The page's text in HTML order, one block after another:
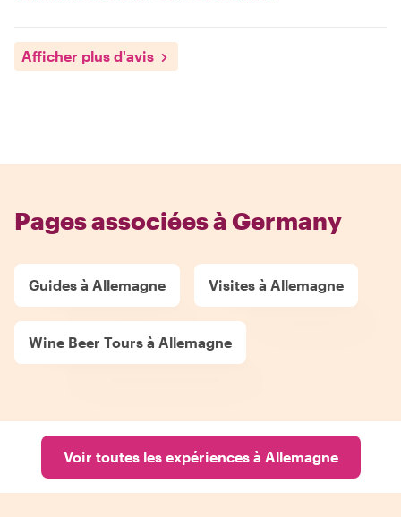
Afficher plus d'avis
Pages associées à Germany
Guides à Allemagne Visites à Allemagne
Wine Beer Tours à Allemagne
Voir toutes les expériences à Allemagne